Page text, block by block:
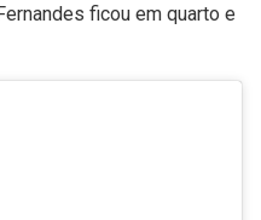
ficou em quarto e